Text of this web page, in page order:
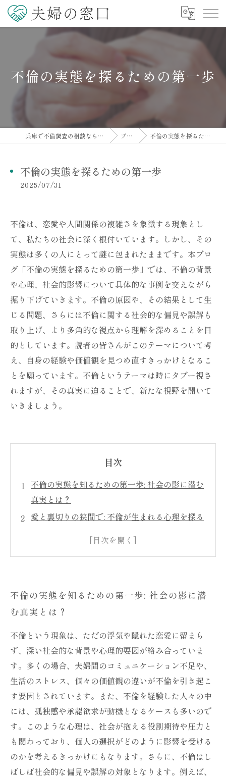
不倫の実態を探るための第一歩
兵庫で不倫調査の相談なら夫婦の窓口 ブログ 不倫の実態を探るための第一歩
不倫の実態を探るための第一歩
2025/07/31
不倫は、恋愛や人間関係の複雑さを象徴する現象とし
て、私たちの社会に深く根付いています。しかし、その
実態は多くの人にとって謎に包まれたままです。本ブロ
グ「不倫の実態を探るための第一歩」では、不倫の背景
や心理、社会的影響について具体的な事例を交えながら
掘り下げていきます。不倫の原因や、その結果として生
じる問題、さらには不倫に関する社会的な偏見や誤解も
取り上げ、より多角的な視点から理解を深めることを目
的としています。読者の皆さんがこのテーマについて考
え、自身の経験や価値観を見つめ直すきっかけとなるこ
とを願っています。不倫というテーマは時にタブー視さ
れますが、その真実に迫ることで、新たな視野を開いて
いきましょう。
目次
不倫の実態を知るための第一歩: 社会の影に潜む
真実とは？
愛と裏切りの狭間で: 不倫が生まれる心理を探る
不倫の原因と背景: なぜ人は禁じられた道を選ぶ
視点
新たな視野を開く: 不倫を通して見える人間関係
の本質
不倫の実態を知るための第一歩: 社会の影に潜
む真実とは？
不倫という現象は、ただの浮気や隠れた恋愛に留まら
ず、深い社会的な背景や心理的要因が絡み合っていま
す。多くの場合、夫婦間のコミュニケーション不足や、
生活のストレス、個々の価値観の違いが不倫を引き起こ
す要因とされています。また、不倫を経験した人々の中
には、孤独感や承認欲求が動機となるケースも多いので
す。このような心理は、社会が抱える役割期待や圧力と
も関わっており、個人の選択がどのように影響を受ける
のかを考えるきっかけにもなります。さらに、不倫はし
ばしば社会的な偏見や誤解の対象となります。例えば、